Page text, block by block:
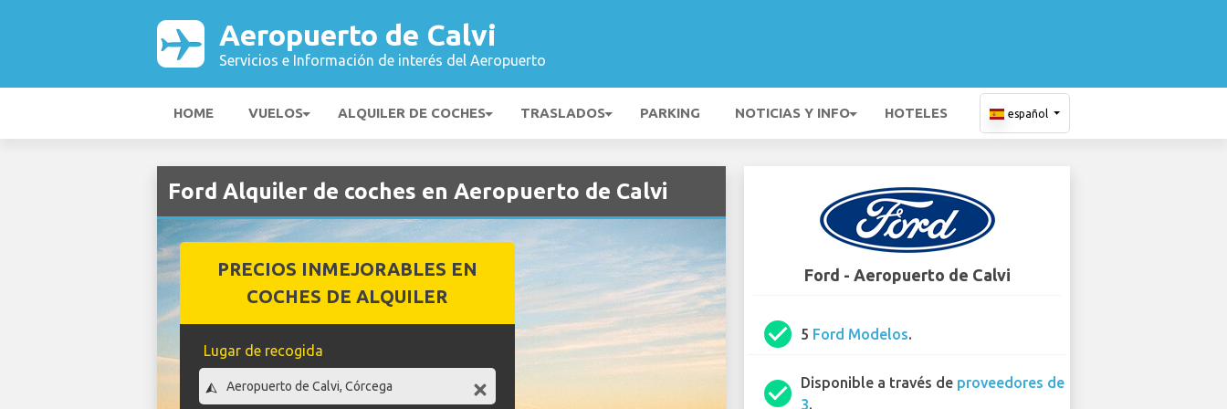
Aeropuerto de Calvi
Servicios e Información de interés del Aeropuerto
HOME VUELOS ALQUILER DE COCHES TRASLADOS PARKING NOTICIAS Y INFO HOTELES español
Ford Alquiler de coches en Aeropuerto de Calvi
PRECIOS INMEJORABLES EN
COCHES DE ALQUILER
Lugar de recogida
Ford - Aeropuerto de Calvi
check_circle 5 Ford Modelos.
check_circle Disponible a través de proveedores de
3.